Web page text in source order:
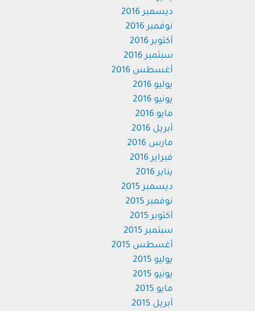
ديسمبر 2016
نوفمبر 2016
أكتوبر 2016
سبتمبر 2016
أغسطس 2016
يوليو 2016
يونيو 2016
مايو 2016
أبريل 2016
مارس 2016
فبراير 2016
يناير 2016
ديسمبر 2015
نوفمبر 2015
أكتوبر 2015
سبتمبر 2015
أغسطس 2015
يوليو 2015
يونيو 2015
مايو 2015
أبريل 2015